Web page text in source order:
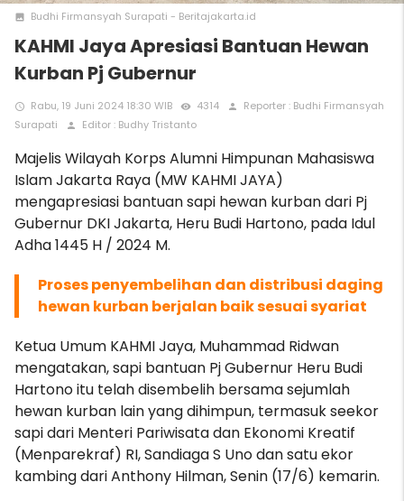
photo Budhi Firmansyah Surapati - Beritajakarta.id
KAHMI Jaya Apresiasi Bantuan Hewan
Kurban Pj Gubernur
access_time Rabu, 19 Juni 2024 18:30 WIB remove_red_eye 4314 person
Reporter : Budhi Firmansyah
Surapati
person Editor : Budhy Tristanto
Majelis Wilayah Korps Alumni Himpunan Mahasiswa
Islam Jakarta Raya (MW KAHMI JAYA)
mengapresiasi bantuan sapi hewan kurban dari Pj
Gubernur DKI Jakarta, Heru Budi Hartono, pada Idul
Adha 1445 H / 2024 M.
Proses penyembelihan dan distribusi daging
hewan kurban berjalan baik sesuai syariat
Ketua Umum KAHMI Jaya, Muhammad Ridwan
mengatakan, sapi bantuan Pj Gubernur Heru Budi
Hartono itu telah disembelih bersama sejumlah
hewan kurban lain yang dihimpun, termasuk seekor
sapi dari Menteri Pariwisata dan Ekonomi Kreatif
(Menparekraf) RI, Sandiaga S Uno dan satu ekor
kambing dari Anthony Hilman, Senin (17/6) kemarin.